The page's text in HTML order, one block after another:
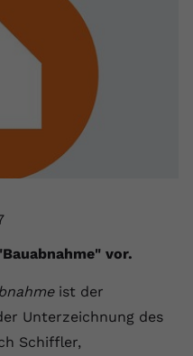
vor.
ist der
Unterzeichnung des
Schiffler,